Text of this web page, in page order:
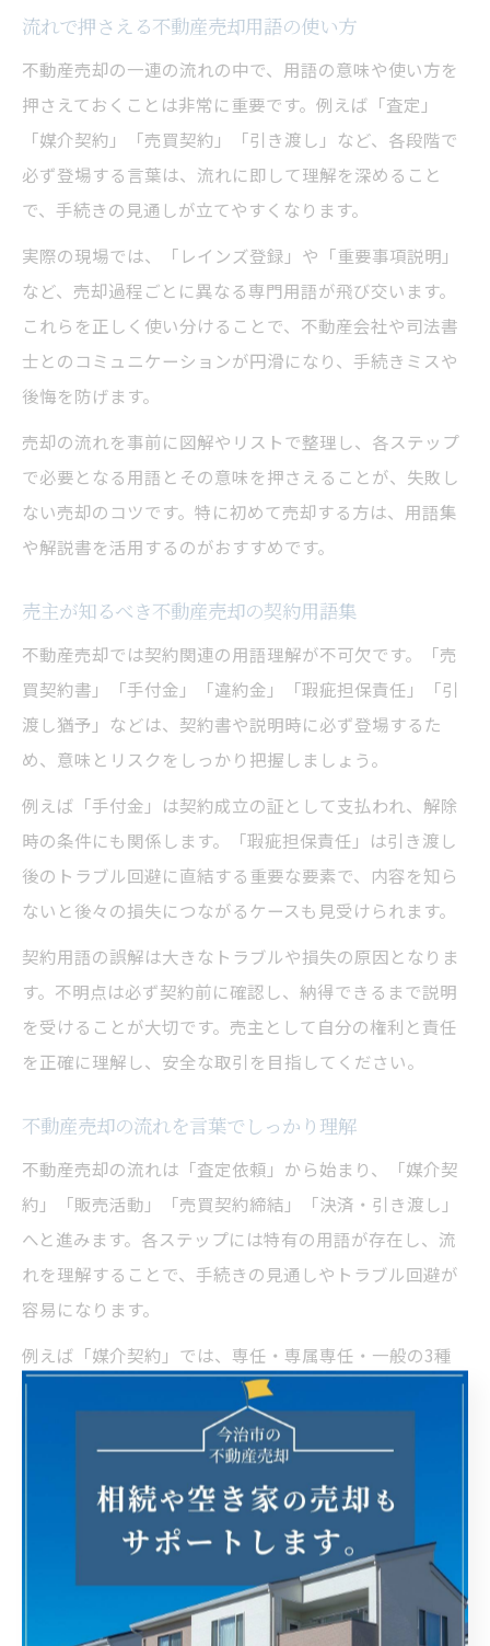
流れで押さえる不動産売却用語の使い方
不動産売却の一連の流れの中で、用語の意味や使い方を
押さえておくことは非常に重要です。例えば「査定」
「媒介契約」「売買契約」「引き渡し」など、各段階で
必ず登場する言葉は、流れに即して理解を深めること
で、手続きの見通しが立てやすくなります。
実際の現場では、「レインズ登録」や「重要事項説明」
など、売却過程ごとに異なる専門用語が飛び交います。
これらを正しく使い分けることで、不動産会社や司法書
士とのコミュニケーションが円滑になり、手続きミスや
後悔を防げます。
売却の流れを事前に図解やリストで整理し、各ステップ
で必要となる用語とその意味を押さえることが、失敗し
ない売却のコツです。特に初めて売却する方は、用語集
や解説書を活用するのがおすすめです。
売主が知るべき不動産売却の契約用語集
不動産売却では契約関連の用語理解が不可欠です。「売
買契約書」「手付金」「違約金」「瑕疵担保責任」「引
渡し猶予」などは、契約書や説明時に必ず登場するた
め、意味とリスクをしっかり把握しましょう。
例えば「手付金」は契約成立の証として支払われ、解除
時の条件にも関係します。「瑕疵担保責任」は引き渡し
後のトラブル回避に直結する重要な要素で、内容を知ら
ないと後々の損失につながるケースも見受けられます。
契約用語の誤解は大きなトラブルや損失の原因となりま
す。不明点は必ず契約前に確認し、納得できるまで説明
を受けることが大切です。売主として自分の権利と責任
を正確に理解し、安全な取引を目指してください。
不動産売却の流れを言葉でしっかり理解
不動産売却の流れは「査定依頼」から始まり、「媒介契
約」「販売活動」「売買契約締結」「決済・引き渡し」
へと進みます。各ステップには特有の用語が存在し、流
れを理解することで、手続きの見通しやトラブル回避が
容易になります。
例えば「媒介契約」では、専任・専属専任・一般の3種
類があり、どれを選ぶかで売却活動や責任範囲が変わり
ます。また「決済」や「所有権移転登記」といった手続
きは、司法書士との連携や必要書類の準備が求められる
ため、用語の意味を事前に理解しておくことが重要で
流れに沿って用語を一つひとつ確認しながら進めること
で、売却の失敗リスクを最小限に抑えられます。特に初